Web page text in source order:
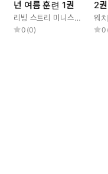
년 여름 훈련 1권
리빙 스트리 미니스트리 편집부
0 (0)
2권
워
0